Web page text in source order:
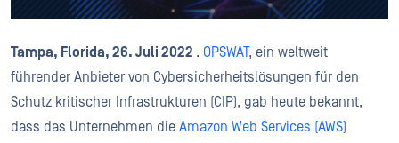
Tampa, Florida, 26. Juli 2022 . OPSWAT, ein weltweit
führender Anbieter von Cybersicherheitslösungen für den
Schutz kritischer Infrastrukturen (CIP), gab heute bekannt,
dass das Unternehmen die Amazon Web Services (AWS)